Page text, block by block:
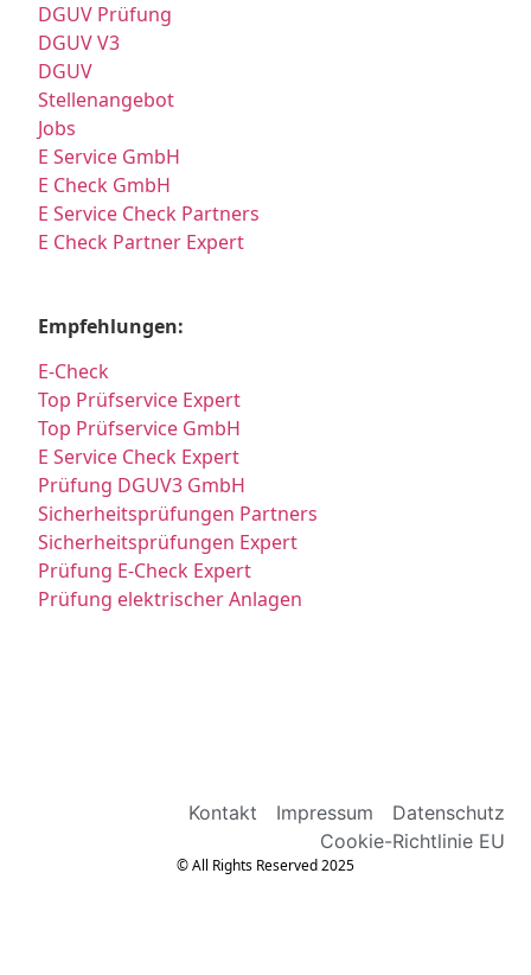
DGUV Prüfung
DGUV V3
DGUV
Stellenangebot
Jobs
E Service GmbH
E Check GmbH
E Service Check Partners
E Check Partner Expert
Empfehlungen:
E-Check
Top Prüfservice Expert
Top Prüfservice GmbH
E Service Check Expert
Prüfung DGUV3 GmbH
Sicherheitsprüfungen Partners
Sicherheitsprüfungen Expert
Prüfung E-Check Expert
Prüfung elektrischer Anlagen
Kontakt Impressum
Datenschutz
Cookie-Richtlinie EU
© All Rights Reserved 2025